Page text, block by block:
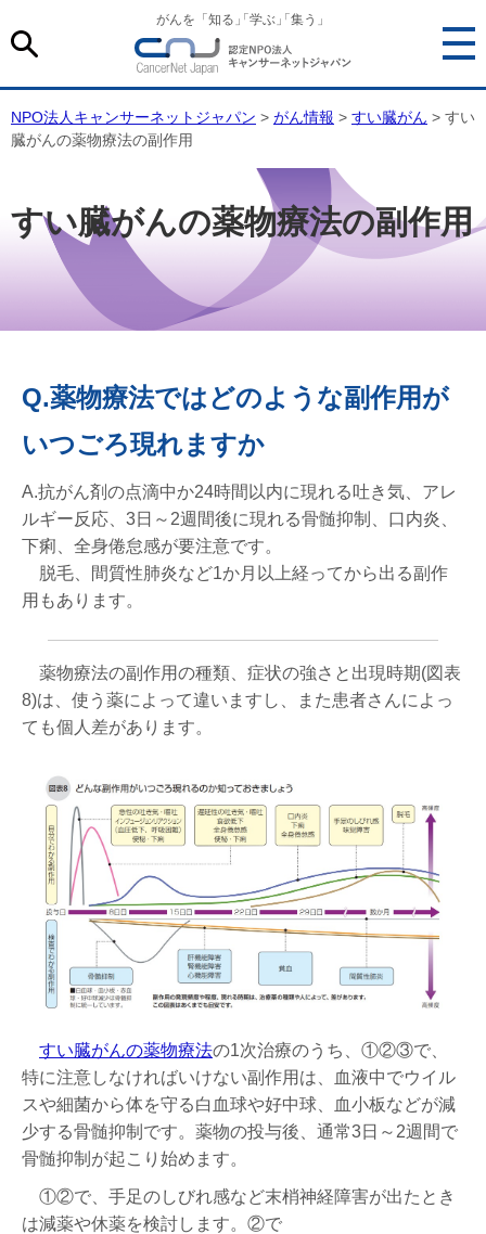
がんを「知る 「学ぶ 「集う」
NPO法人キャンサーネットジャパン > がん情報 > すい臓がん > すい
臓がんの薬物療法の副作用
すい臓がんの薬物療法の副作用
Q.薬物療法ではどのような副作用が
いつごろ現れますか
A.抗がん剤の点滴中か24時間以内に現れる吐き気、アレ
ルギー反応、3日～2週間後に現れる骨髄抑制、口内炎、
下痢、全身倦怠感が要注意です。
脱毛、間質性肺炎など1か月以上経ってから出る副作
用もあります。
薬物療法の副作用の種類、症状の強さと出現時期(図表
8)は、使う薬によって違いますし、また患者さんによっ
ても個人差があります。
すい臓がんの薬物療法の1次治療のうち、①②③で、
特に注意しなければいけない副作用は、血液中でウイル
スや細菌から体を守る白血球や好中球、血小板などが減
少する骨髄抑制です。薬物の投与後、通常3日～2週間で
骨髄抑制が起こり始めます。
①②で、手足のしびれ感など末梢神経障害が出たとき
は減薬や休薬を検討します。②で